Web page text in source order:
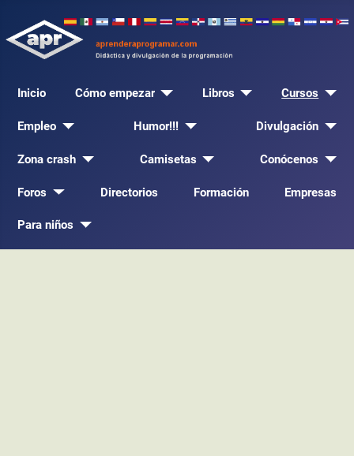
Inicio Cómo empezar Libros Cursos
Empleo Humor!!! Divulgación
Zona crash Camisetas Conócenos
Foros Directorios Formación Empresas
Para niños